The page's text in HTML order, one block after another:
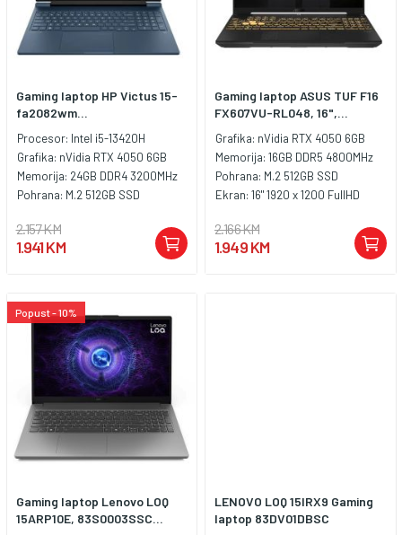
Težina: 2.29kg, Boja: Crna,
Windows 11 Home
Gaming laptop HP Victus 15-
fa2082wm...
Procesor: Intel i5-13420H
Grafika: nVidia RTX 4050 6GB
Memorija: 24GB DDR4 3200MHz
Pohrana: M.2 512GB SSD
2.157 KM
1.941 KM
Gaming laptop ASUS TUF F16
FX607VU-RL048, 16",...
Grafika: nVidia RTX 4050 6GB
Memorija: 16GB DDR5 4800MHz
Pohrana: M.2 512GB SSD
Ekran: 16" 1920 x 1200 FullHD
2.166 KM
1.949 KM
Popust - 10%
Gaming laptop Lenovo LOQ
15ARP10E, 83S0003SSC...
LENOVO LOQ 15IRX9 Gaming
laptop 83DV01DBSC